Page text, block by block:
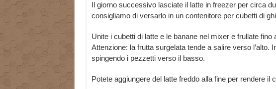
Il giorno successivo lasciate il latte in freezer per circa
consigliamo di versarlo in un contenitore per cubetti di
Unite i cubetti di latte e le banane nel mixer e frullate fino
Attenzione: la frutta surgelata tende a salire verso l’alto.
spingendo i pezzetti verso il basso.
Potete aggiungere del latte freddo alla fine per rendere il